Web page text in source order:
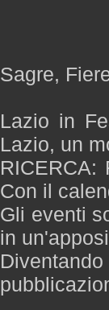
Sagre,
Lazio in
Lazio, un
Con il
Gli eventi
in
Diventando